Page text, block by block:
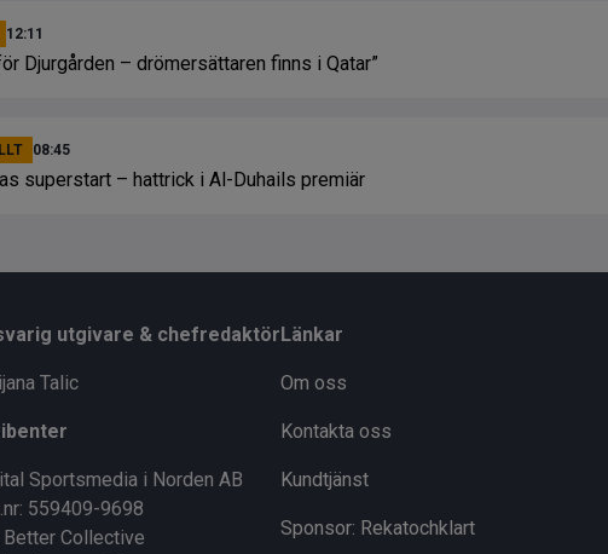
12:11
Djurgården – drömersättaren finns i Qatar”
08:45
superstart – hattrick i Al-Duhails premiär
utgivare & chefredaktör
Talic
Sportsmedia i Norden AB
559409-9698
Collective
Länkar
Om oss
Kontakta oss
Kundtjänst
Sponsor: Rekatochklart